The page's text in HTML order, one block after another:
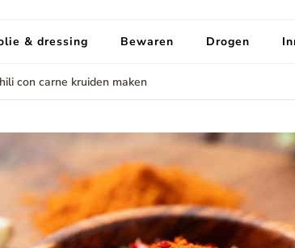
& dressing Bewaren Drogen
con carne kruiden maken